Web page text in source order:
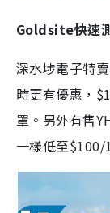
Goldsite快速
深水埗電子特
時更有優惠，
罩。另外有售
一樣低至$100/